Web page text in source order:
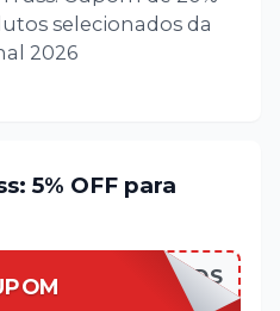
selecionados da
2026
5% OFF para
TRUSSFRIENDS